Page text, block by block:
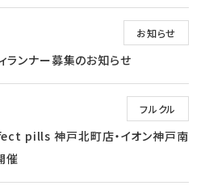
お知らせ
ランナー募集のお知らせ
フルクル
pills 神戸北町店・イオン神戸南
催